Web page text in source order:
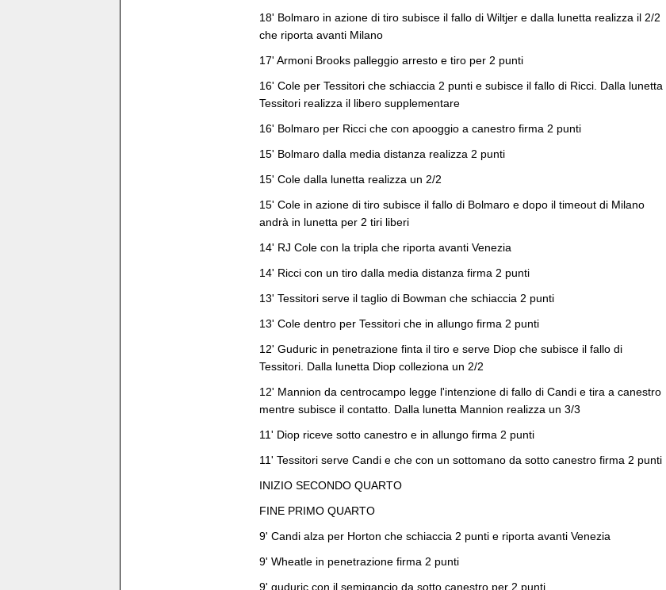
18' Bolmaro in azione di tiro subisce il fallo di Wiltjer e dalla lunetta realizza il 2/2
che riporta avanti Milano
17' Armoni Brooks palleggio arresto e tiro per 2 punti
16' Cole per Tessitori che schiaccia 2 punti e subisce il fallo di Ricci. Dalla lunetta
Tessitori realizza il libero supplementare
16' Bolmaro per Ricci che con apooggio a canestro firma 2 punti
15' Bolmaro dalla media distanza realizza 2 punti
15' Cole dalla lunetta realizza un 2/2
15' Cole in azione di tiro subisce il fallo di Bolmaro e dopo il timeout di Milano
andrà in lunetta per 2 tiri liberi
14' RJ Cole con la tripla che riporta avanti Venezia
14' Ricci con un tiro dalla media distanza firma 2 punti
13' Tessitori serve il taglio di Bowman che schiaccia 2 punti
13' Cole dentro per Tessitori che in allungo firma 2 punti
12' Guduric in penetrazione finta il tiro e serve Diop che subisce il fallo di
Tessitori. Dalla lunetta Diop colleziona un 2/2
12' Mannion da centrocampo legge l'intenzione di fallo di Candi e tira a canestro
mentre subisce il contatto. Dalla lunetta Mannion realizza un 3/3
11' Diop riceve sotto canestro e in allungo firma 2 punti
11' Tessitori serve Candi e che con un sottomano da sotto canestro firma 2 punti
INIZIO SECONDO QUARTO
FINE PRIMO QUARTO
9' Candi alza per Horton che schiaccia 2 punti e riporta avanti Venezia
9' Wheatle in penetrazione firma 2 punti
9' guduric con il semigancio da sotto canestro per 2 punti